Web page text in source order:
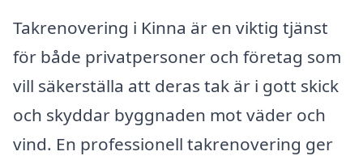
Takrenovering i Kinna är en viktig tjänst
för både privatpersoner och företag som
vill säkerställa att deras tak är i gott skick
och skyddar byggnaden mot väder och
vind. En professionell takrenovering ger